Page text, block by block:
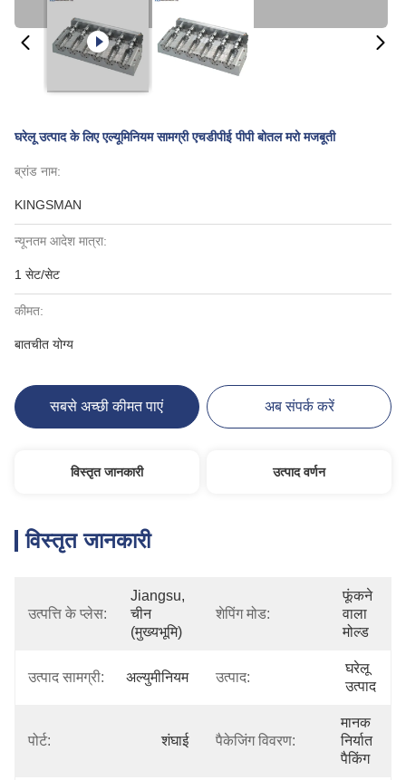
घरेलू उत्पाद के लिए एल्यूमिनियम सामग्री एचडीपीई पीपी बोतल मरो मजबूती
ब्रांड नाम:
KINGSMAN
न्यूनतम आदेश मात्रा:
1 सेट/सेट
कीमत:
बातचीत योग्य
सबसे अच्छी कीमत पाएं अब संपर्क करें
विस्तृत जानकारी उत्पाद वर्णन
विस्तृत जानकारी
उत्पत्ति के प्लेस:
Jiangsu,
चीन
(मुख्यभूमि)
शेपिंग मोड:
फूंकने
वाला
मोल्ड
उत्पाद सामग्री: अल्युमीनियम उत्पाद:
घरेलू
उत्पाद
पोर्ट: शंघाई पैकेजिंग विवरण:
मानक
निर्यात
पैकिंग